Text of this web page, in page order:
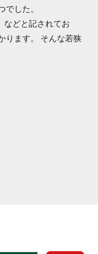
した。
などと記されてお
ります。 そんな若狭